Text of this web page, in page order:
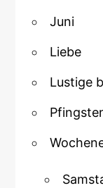
Juni
Liebe
Lustige